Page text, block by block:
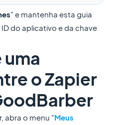
" e mantenha esta guia
do aplicativo e da chave
o Zapier
abra o menu "Meus